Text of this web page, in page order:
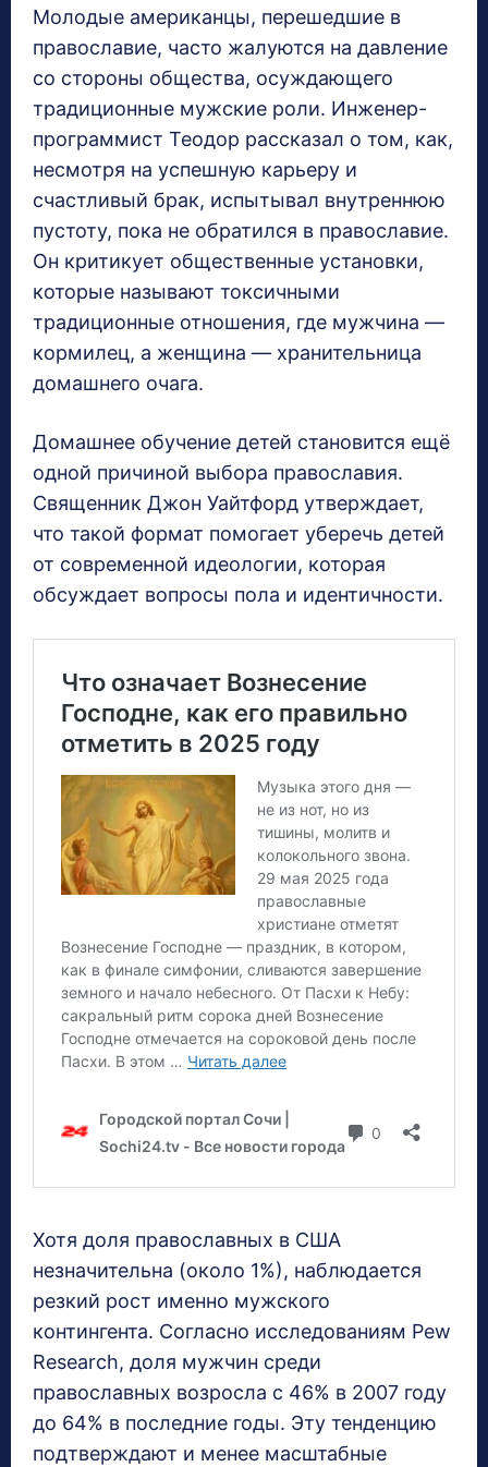
Молодые американцы, перешедшие в
православие, часто жалуются на давление
со стороны общества, осуждающего
традиционные мужские роли. Инженер-
программист Теодор рассказал о том, как,
несмотря на успешную карьеру и
счастливый брак, испытывал внутреннюю
пустоту, пока не обратился в православие.
Он критикует общественные установки,
которые называют токсичными
традиционные отношения, где мужчина —
кормилец, а женщина — хранительница
домашнего очага.
Домашнее обучение детей становится ещё
одной причиной выбора православия.
Священник Джон Уайтфорд утверждает,
что такой формат помогает уберечь детей
от современной идеологии, которая
обсуждает вопросы пола и идентичности.
Хотя доля православных в США
незначительна (около 1%), наблюдается
резкий рост именно мужского
контингента. Согласно исследованиям Pew
Research, доля мужчин среди
православных возросла с 46% в 2007 году
до 64% в последние годы. Эту тенденцию
подтверждают и менее масштабные